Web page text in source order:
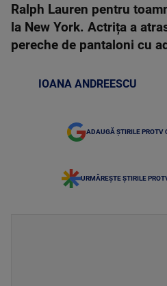
Ralph Lauren pentru
la New York. Actrița a
pereche de pantaloni cu
IOANA ANDREESCU
ADAUGĂ ȘTIRILE PROTV
URMĂREȘTE ȘTIRILE